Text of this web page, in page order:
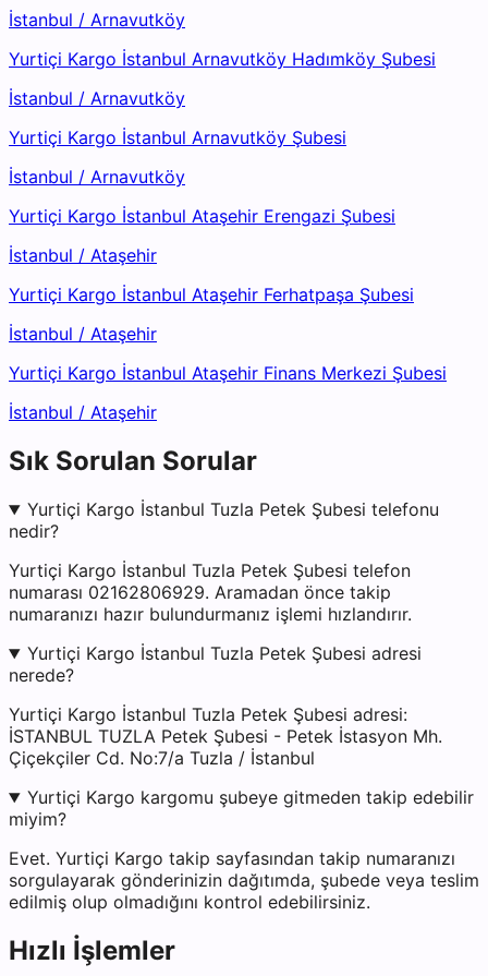
İstanbul / Arnavutköy
Yurtiçi Kargo İstanbul Arnavutköy Hadımköy Şubesi
İstanbul / Arnavutköy
Yurtiçi Kargo İstanbul Arnavutköy Şubesi
İstanbul / Arnavutköy
Yurtiçi Kargo İstanbul Ataşehir Erengazi Şubesi
İstanbul / Ataşehir
Yurtiçi Kargo İstanbul Ataşehir Ferhatpaşa Şubesi
İstanbul / Ataşehir
Yurtiçi Kargo İstanbul Ataşehir Finans Merkezi Şubesi
İstanbul / Ataşehir
Sık Sorulan Sorular
Yurtiçi Kargo İstanbul Tuzla Petek Şubesi telefonu
nedir?
Yurtiçi Kargo İstanbul Tuzla Petek Şubesi telefon
numarası 02162806929. Aramadan önce takip
numaranızı hazır bulundurmanız işlemi hızlandırır.
Yurtiçi Kargo İstanbul Tuzla Petek Şubesi adresi
nerede?
Yurtiçi Kargo İstanbul Tuzla Petek Şubesi adresi:
İSTANBUL TUZLA Petek Şubesi - Petek İstasyon Mh.
Çiçekçiler Cd. No:7/a Tuzla / İstanbul
Yurtiçi Kargo kargomu şubeye gitmeden takip edebilir
miyim?
Evet. Yurtiçi Kargo takip sayfasından takip numaranızı
sorgulayarak gönderinizin dağıtımda, şubede veya teslim
edilmiş olup olmadığını kontrol edebilirsiniz.
Hızlı İşlemler